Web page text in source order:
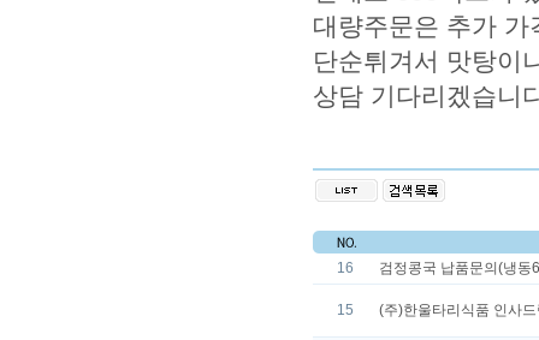
대량주문은 추가
단순튀겨서 맛탕이
상담 기다리겠습니
16 검정콩국 납품문의(냉동
15 (주)한울타리식품 인사